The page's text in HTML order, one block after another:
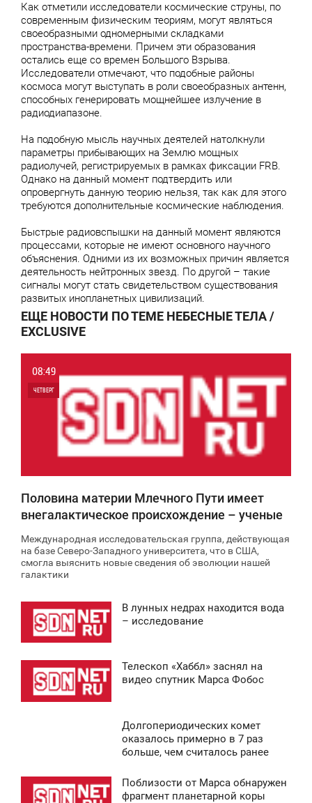
Как отметили исследователи космические струны, по
современным физическим теориям, могут являться
своеобразными одномерными складками
пространства-времени. Причем эти образования
остались еще со времен Большого Взрыва.
Исследователи отмечают, что подобные районы
космоса могут выступать в роли своеобразных антенн,
способных генерировать мощнейшее излучение в
радиодиапазоне.
На подобную мысль научных деятелей натолкнули
параметры прибывающих на Землю мощных
радиолучей, регистрируемых в рамках фиксации FRB.
Однако на данный момент подтвердить или
опровергнуть данную теорию нельзя, так как для этого
требуются дополнительные космические наблюдения.
Быстрые радиовспышки на данный момент являются
процессами, которые не имеют основного научного
объяснения. Одними из их возможных причин является
деятельность нейтронных звезд. По другой – такие
сигналы могут стать свидетельством существования
развитых инопланетных цивилизаций.
ЕЩЕ НОВОСТИ ПО ТЕМЕ НЕБЕСНЫЕ ТЕЛА /
EXCLUSIVE
08:49
ЧЕТВЕРГ
Половина материи Млечного Пути имеет
внегалактическое происхождение – ученые
Международная исследовательская группа, действующая
на базе Северо-Западного университета, что в США,
смогла выяснить новые сведения об эволюции нашей
галактики
В лунных недрах находится вода
– исследование
Телескоп «Хаббл» заснял на
видео спутник Марса Фобос
Долгопериодических комет
оказалось примерно в 7 раз
больше, чем считалось ранее
Поблизости от Марса обнаружен
фрагмент планетарной коры